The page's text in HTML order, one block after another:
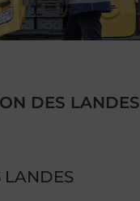
DES LANDES
LANDES